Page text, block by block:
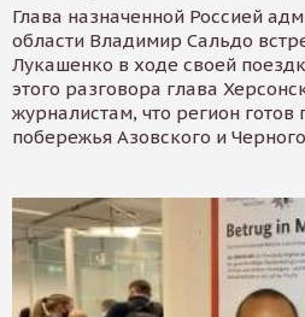
Глава назначенной Россией
области Владимир Сальдо
Лукашенко в ходе своей
этого разговора глава
журналистам, что регион готов
побережья Азовского и